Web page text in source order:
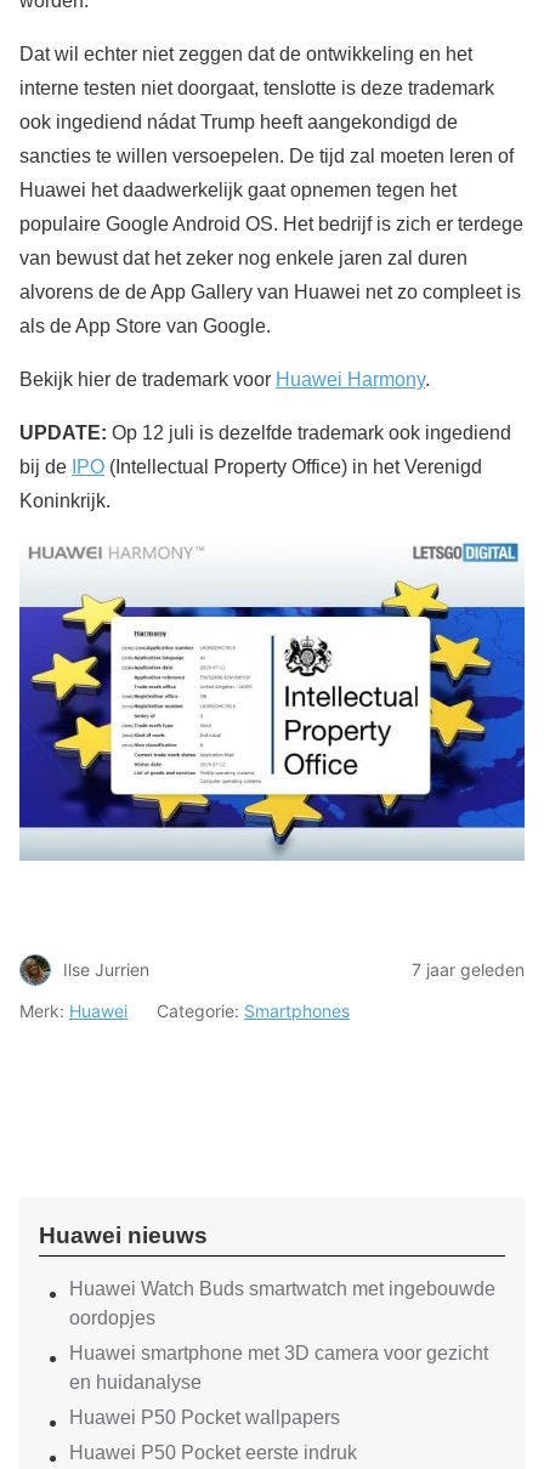
Dat wil echter niet zeggen dat de ontwikkeling en het
interne testen niet doorgaat, tenslotte is deze trademark
ook ingediend nádat Trump heeft aangekondigd de
sancties te willen versoepelen. De tijd zal moeten leren of
Huawei het daadwerkelijk gaat opnemen tegen het
populaire Google Android OS. Het bedrijf is zich er terdege
van bewust dat het zeker nog enkele jaren zal duren
alvorens de de App Gallery van Huawei net zo compleet is
als de App Store van Google.
Bekijk hier de trademark voor Huawei Harmony.
UPDATE: Op 12 juli is dezelfde trademark ook ingediend
bij de IPO (Intellectual Property Office) in het Verenigd
Koninkrijk.
Ilse Jurrien
7 jaar geleden
Merk: Huawei Categorie: Smartphones
Huawei nieuws
Huawei Watch Buds smartwatch met ingebouwde
oordopjes
Huawei smartphone met 3D camera voor gezicht
en huidanalyse
Huawei P50 Pocket wallpapers
Huawei P50 Pocket eerste indruk